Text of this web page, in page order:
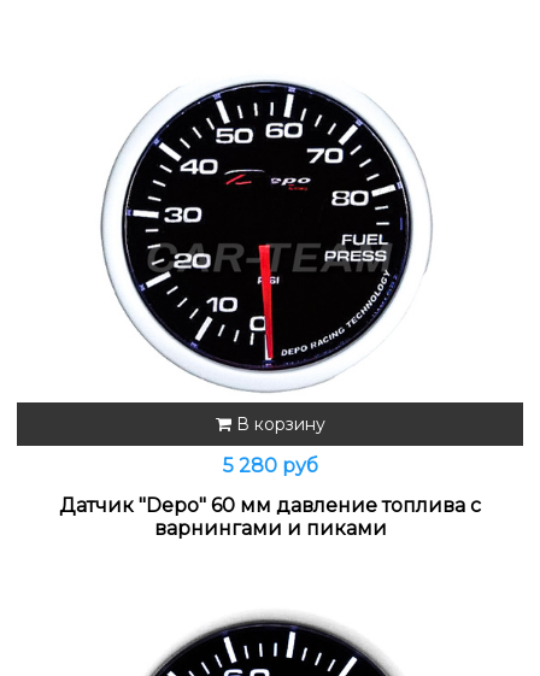
В корзину
5 280 руб
Датчик "Depo" 60 мм давление топлива с
варнингами и пиками